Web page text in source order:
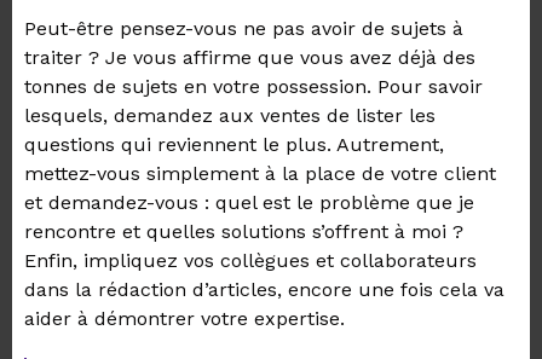
Peut-être pensez-vous ne pas avoir de sujets à
traiter ? Je vous affirme que vous avez déjà des
tonnes de sujets en votre possession. Pour savoir
lesquels, demandez aux ventes de lister les
questions qui reviennent le plus. Autrement,
mettez-vous simplement à la place de votre client
et demandez-vous : quel est le problème que je
rencontre et quelles solutions s’offrent à moi ?
Enfin, impliquez vos collègues et collaborateurs
dans la rédaction d’articles, encore une fois cela va
aider à démontrer votre expertise.